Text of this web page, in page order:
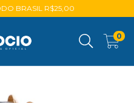
BRASIL R$25,00
0